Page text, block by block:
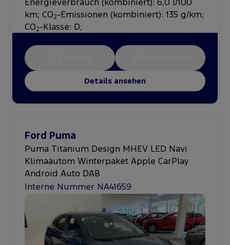
km; CO2-Emissionen (kombiniert): 135 g/km;
CO2-Klasse: D;
Details ansehen
Ford Puma
Puma Titanium Design MHEV LED Navi
Klimaautom Winterpaket Apple CarPlay
Android Auto DAB
Interne Nummer NA41659